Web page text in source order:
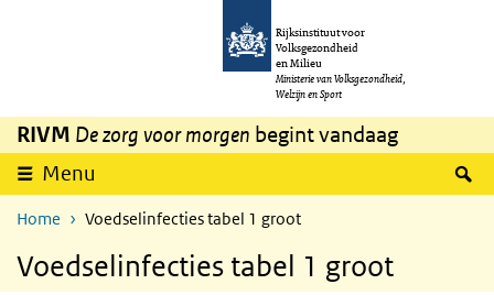
Overslaan en naar de inhoud gaan
Rijksinstituut voor
Volksgezondheid
en Milieu
Ministerie van Volksgezondheid,
Welzijn en Sport
RIVM De zorg voor morgen begint vandaag
Menu
Home Voedselinfecties tabel 1 groot
Voedselinfecties tabel 1 groot